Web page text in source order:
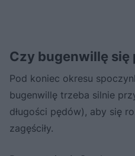
Czy bugenwillę się
Pod koniec okresu
bugenwillę trzeba silnie
długości pędów), aby się
zagęściły.